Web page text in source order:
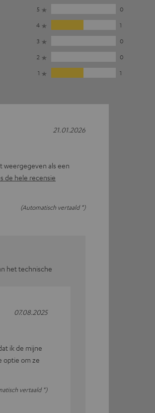
5
0
4
1
3
0
2
0
1
1
weergegeven als een
de hele recensie
(Automatisch vertaald *)
21.01.2026
het technische
ik de mijne
optie om ze
vertaald *)
07.08.2025